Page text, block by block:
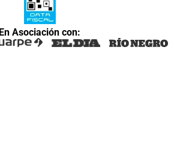
En Asociación con: